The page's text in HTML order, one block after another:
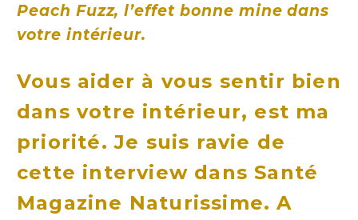
Peach Fuzz, l’effet bonne mine dans
votre intérieur.
Vous aider à vous sentir bien
dans votre intérieur, est ma
priorité. Je suis ravie de
cette interview dans Santé
Magazine Naturissime. A